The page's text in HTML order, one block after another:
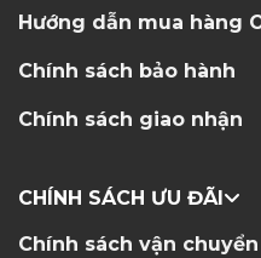
Hướng dẫn mua hàng
Chính sách bảo hành
Chính sách giao nhận
CHÍNH SÁCH ƯU ĐÃI
Chính sách vận chuyển